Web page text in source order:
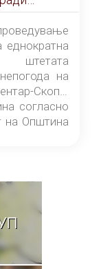
штетата
на
Скопје
согласно
на Општина